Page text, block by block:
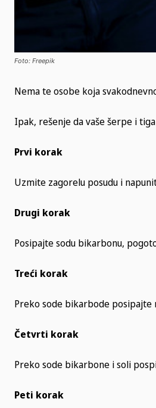
Foto: Freepik
Nema te osobe koja
Ipak, rešenje da vaše šerpe i
Prvi korak
Uzmite zagorelu posudu i
Drugi korak
Posipajte sodu bikarbonu,
Treći korak
Preko sode bikarbode posipajte
Četvrti korak
Preko sode bikarbone i soli
Peti korak